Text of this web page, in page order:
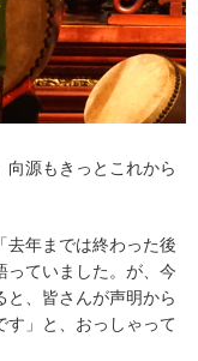
源もきっとこれから
去年までは終わった後
っていました。が、今
、皆さんが声明から
す」と、おっしゃって